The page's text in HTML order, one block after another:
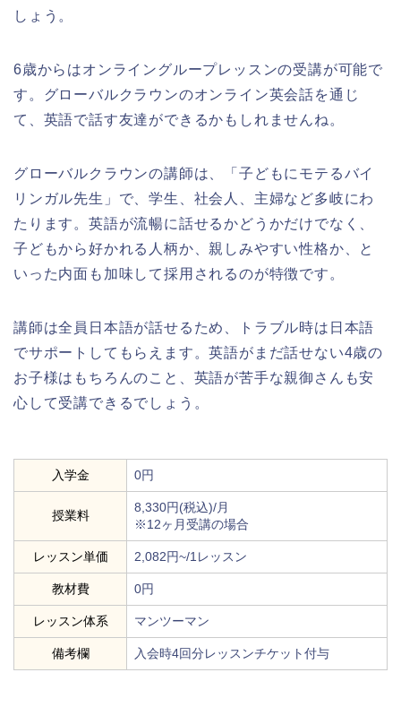
しょう。
6歳からはオンライングループレッスンの受講が可能で
す。グローバルクラウンのオンライン英会話を通じ
て、英語で話す友達ができるかもしれませんね。
グローバルクラウンの講師は、「子どもにモテるバイ
リンガル先生」で、学生、社会人、主婦など多岐にわ
たります。英語が流暢に話せるかどうかだけでなく、
子どもから好かれる人柄か、親しみやすい性格か、と
いった内面も加味して採用されるのが特徴です。
講師は全員日本語が話せるため、トラブル時は日本語
でサポートしてもらえます。英語がまだ話せない4歳の
お子様はもちろんのこと、英語が苦手な親御さんも安
心して受講できるでしょう。
入学金 0円
授業料
8,330円(税込)/月
※12ヶ月受講の場合
レッスン単価 2,082円~/1レッスン
教材費 0円
レッスン体系 マンツーマン
備考欄 入会時4回分レッスンチケット付与